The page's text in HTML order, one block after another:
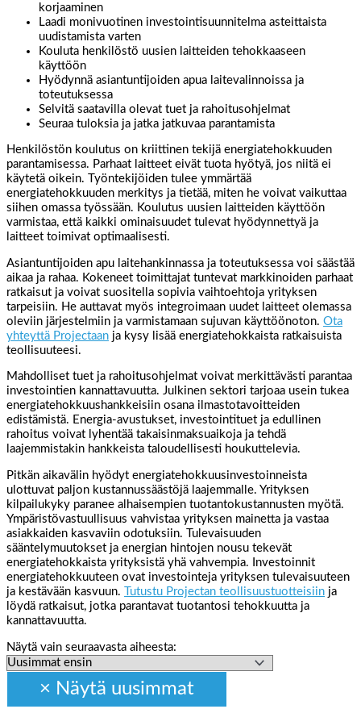
korjaaminen
Laadi monivuotinen investointisuunnitelma asteittaista
uudistamista varten
Kouluta henkilöstö uusien laitteiden tehokkaaseen
käyttöön
Hyödynnä asiantuntijoiden apua laitevalinnoissa ja
toteutuksessa
Selvitä saatavilla olevat tuet ja rahoitusohjelmat
Seuraa tuloksia ja jatka jatkuvaa parantamista
Henkilöstön koulutus on kriittinen tekijä energiatehokkuuden
parantamisessa. Parhaat laitteet eivät tuota hyötyä, jos niitä ei
käytetä oikein. Työntekijöiden tulee ymmärtää
energiatehokkuuden merkitys ja tietää, miten he voivat vaikuttaa
siihen omassa työssään. Koulutus uusien laitteiden käyttöön
varmistaa, että kaikki ominaisuudet tulevat hyödynnettyä ja
laitteet toimivat optimaalisesti.
Asiantuntijoiden apu laitehankinnassa ja toteutuksessa voi säästää
aikaa ja rahaa. Kokeneet toimittajat tuntevat markkinoiden parhaat
ratkaisut ja voivat suositella sopivia vaihtoehtoja yrityksen
tarpeisiin. He auttavat myös integroimaan uudet laitteet olemassa
oleviin järjestelmiin ja varmistamaan sujuvan käyttöönoton. Ota
yhteyttä Projectaan ja kysy lisää energiatehokkaista ratkaisuista
teollisuuteesi.
Mahdolliset tuet ja rahoitusohjelmat voivat merkittävästi parantaa
investointien kannattavuutta. Julkinen sektori tarjoaa usein tukea
energiatehokkuushankkeisiin osana ilmastotavoitteiden
edistämistä. Energia-avustukset, investointituet ja edullinen
rahoitus voivat lyhentää takaisinmaksuaikoja ja tehdä
laajemmistakin hankkeista taloudellisesti houkuttelevia.
Pitkän aikavälin hyödyt energiatehokkuusinvestoinneista
ulottuvat paljon kustannussäästöjä laajemmalle. Yrityksen
kilpailukyky paranee alhaisempien tuotantokustannusten myötä.
Ympäristövastuullisuus vahvistaa yrityksen mainetta ja vastaa
asiakkaiden kasvaviin odotuksiin. Tulevaisuuden
sääntelymuutokset ja energian hintojen nousu tekevät
energiatehokkaista yrityksistä yhä vahvempia. Investoinnit
energiatehokkuuteen ovat investointeja yrityksen tulevaisuuteen
ja kestävään kasvuun.
Tutustu Projectan teollisuustuotteisiin ja
löydä ratkaisut, jotka parantavat tuotantosi tehokkuutta ja
kannattavuutta.
Näytä vain seuraavasta aiheesta: